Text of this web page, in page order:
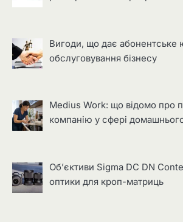
Вигоди, що дає абонентське
обслуговування бізнесу
Medius Work: що відомо про
компанію у сфері
Об’єктиви Sigma DC DN
оптики для кроп-матриць